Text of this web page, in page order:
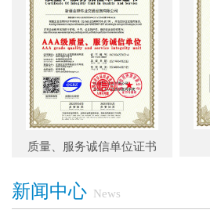
质量、服务诚信单位证书
新闻中心 News
新疆金邦伟业：方管铁艺护栏——安...
新疆金邦伟业道路隔离栅：以创新工...
钢板网：城市基建与工业领域的“金...
框架网护栏：安全防护与城市美学的...
铁艺围墙栅栏：安全防护与艺术美学...
边框护栏网：新疆金邦伟业以匠心铸...